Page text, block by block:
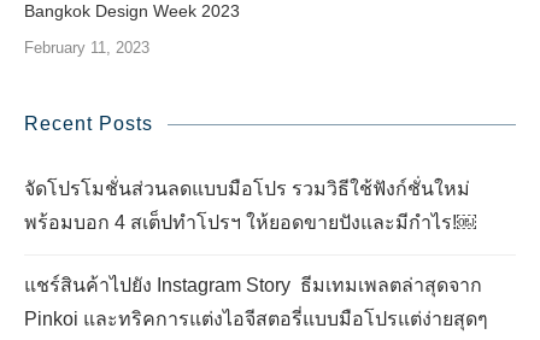
Bangkok Design Week 2023
February 11, 2023
Recent Posts
จัดโปรโมชั่นส่วนลดแบบมือโปร รวมวิธีใช้ฟังก์ชั่นใหม่
พร้อมบอก 4 สเต็ปทำโปรฯ ให้ยอดขายปังและมีกำไร!￼
แชร์สินค้าไปยัง Instagram Story ธีมเทมเพลตล่าสุดจาก
Pinkoi และทริคการแต่งไอจีสตอรี่แบบมือโปรแต่ง่ายสุดๆ